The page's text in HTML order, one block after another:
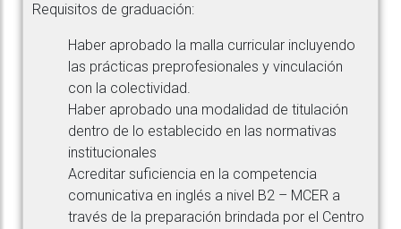
Requisitos de graduación:
Haber aprobado la malla curricular incluyendo
las prácticas preprofesionales y vinculación
con la colectividad.
Haber aprobado una modalidad de titulación
dentro de lo establecido en las normativas
institucionales
Acreditar suficiencia en la competencia
comunicativa en inglés a nivel B2 – MCER a
través de la preparación brindada por el Centro